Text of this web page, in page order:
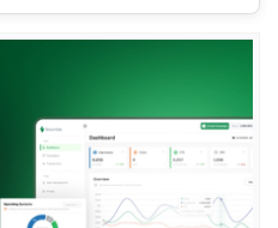
Sành điệu
Tin Công nghệ
Trải nghiệm
Chuyển đổi số